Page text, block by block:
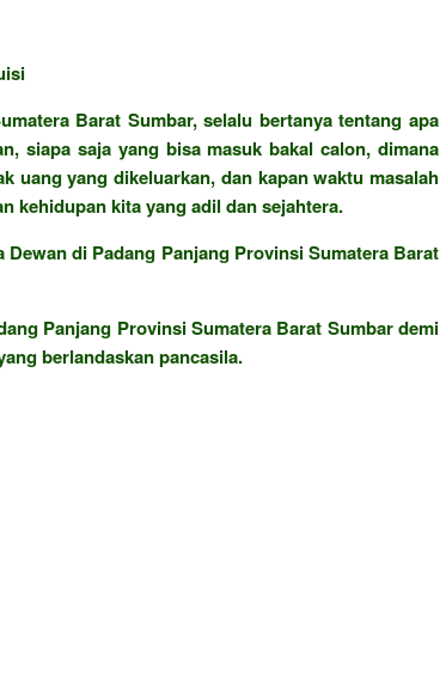
Barat Sumbar, selalu bertanya tentang apa
siapa saja yang bisa masuk bakal calon, dimana
uang yang dikeluarkan, dan kapan waktu masalah
kehidupan kita yang adil dan sejahtera.
di Padang Panjang Provinsi Sumatera Barat
Panjang Provinsi Sumatera Barat Sumbar demi
berlandaskan pancasila.